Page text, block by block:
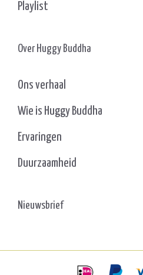
Playlist
Over Huggy Buddha
Ons verhaal
Wie is Huggy Buddha
Ervaringen
Duurzaamheid
Nieuwsbrief